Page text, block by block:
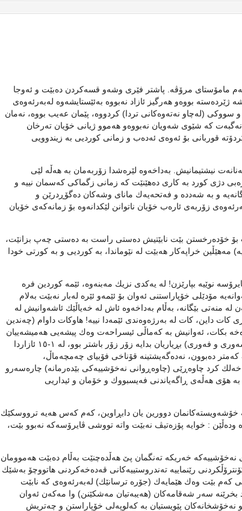
مامۆستای مرۆڤه‌. پاشتر فێری وشه‌و قسه‌كردن ده‌بێت و ئه‌وجا
بووەو‌ هه‌رگیز ئازاد نه‌بووه‌ به‌ئێستایشه‌وه‌‌‌ له‌به‌رئه‌وه‌ی
(له‌چاو نه‌ته‌وه‌كانی تردا) كردووه‌، پێمان عه‌یب بووه‌، نه‌مان
كه‌ شێوی شه‌ویان نه‌بووه‌و هه‌موو ژیانی خۆیان ته‌رخان
قوربانی‌ بۆ ئه‌وه‌ی ئەدەب و زمانی کوردیی به‌ زیندوویی
نیشتیمانیش. به‌داخه‌وه‌ لێره‌شدا زۆربه‌مان به‌ هه‌ڵه‌ لێی
دژی كورد به‌ كاری ده‌هێنێت كه‌ زمانی زگماكی كه‌سمان نییه‌ و
‌و به‌ شه‌دده ‌و فه‌تحه‌یه‌ك مانای وشه‌‌كان ده‌گۆڕدرێن و
زۆربه‌ی ئاره‌ب خۆیان ناتوانن لێكدانه‌وه‌ بۆ زمانه‌كه‌ی خۆیان
بۆ خۆده‌رخستن بێت نابێتیش ده‌ستی راست به‌ ده‌ستی چه‌پ بزانێت،
خراپه‌كار هه‌بێت له‌ نێوماندا، به‌ كوردیی و به‌ كورتی خودا
له‌م ڤایرۆسه‌ نوێیه‌ بپارێزن! له‌ یه‌كدی نزیك مه‌بنه‌وه‌، ئێمه‌ كوردین فره‌
مۆدێلی خۆپاراستنی ئه‌وان بۆ ئێمه‌و ئێره‌ له‌بار نه‌بێت به‌لام
منه‌تی بێگانه‌‌، به‌ڵام به‌داخه‌وه‌ ئاش له‌ خه‌یاڵێك ئاشه‌وانیش له‌
له‌شه‌ری كات داین، كات له‌ به‌رژه‌وه‌ندی ئێمه‌دا‌ نییه‌! هاوكات داوام (چه‌ندین
(هه‌موو جوڵه‌یه‌ك) قه‌ده‌خه‌ بكات، ئه‌وانیش به‌ كه‌ماڵی ئیسراحه‌ت وەك پیشه‌یی هه‌میشه‌ییان
بڕیاره‌كانیان ده‌ركرد . گه‌ر له‌سه‌ره‌تادا شۆڕشگێرانه‌و خێرا گورج و جۆڵانە (سه‌وری و فه‌وری) بڕیاریان بدایه‌ زۆر زۆر باشتر بوو، له‌ ١-١٥ ئازاردا
كه‌متر دەبوون، نه‌ده‌گه‌یشتینه‌ قۆناخی فۆبیای چه‌مچه‌ماڵ،
خه‌لك كرد چاوه‌ڕێی (چاوه‌ڕوانی نه‌خۆشییه‌كی بێده‌رمانه‌) چاره‌سه‌رو
به‌ هۆی هه‌ڵه‌ی ڕاگه‌یاندنی فه‌یسبووك و خۆمان و ئیداریی
دوورین یان دابڕاوین، كه‌م كه‌س هه‌یه‌ ترووسكێك
وده‌ڵێن : خوایه‌ پۆزه‌تیڤ نه‌بێت واته‌ تووشی ڤایرۆسه‌كه‌ نه‌بوو بێت،
خه‌ریكه‌ ته‌نگمان پێ هه‌ڵده‌چنێت به‌ڵام ده‌بێت هه‌موومان
رێنماییه ته‌ندروستییه‌كانی قه‌ده‌خه‌كردنی هاتووچۆ به‌شێك
كه‌م بێت وه‌ك هێمایه‌ك (جۆره ‌ترسانێك) له‌به‌رئه‌وه‌ی كه‌ نابێت
بخرێنه‌ سه‌ر شه‌قامه‌كان (هه‌یبه‌تیان مه‌شكێنن) وا مه‌كه‌ن‌ ئه‌وان
پێویستیان به‌ كه‌لوپه‌لی خۆپاراستن و چه‌تریش